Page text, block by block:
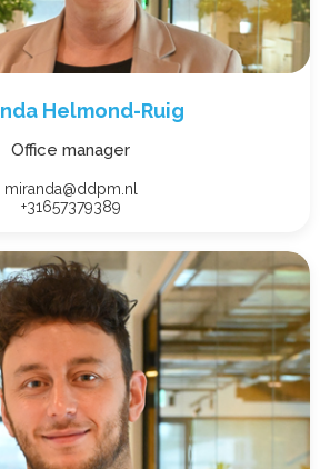
Helmond-Ruig
Office manager
miranda@ddpm.nl
+31657379389